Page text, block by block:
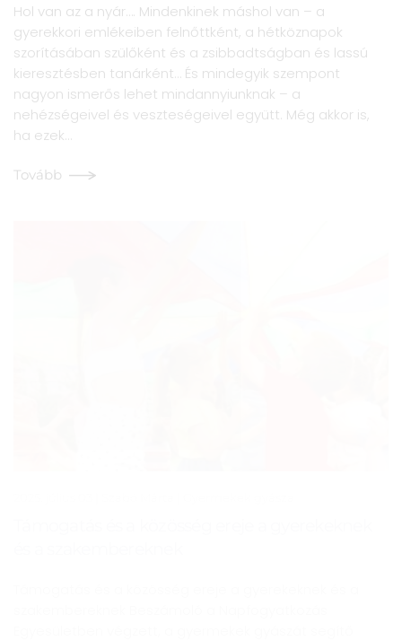
Hol van az a nyár…. Mindenkinek máshol van – a
gyerekkori emlékeiben felnőttként, a hétköznapok
szorításában szülőként és a zsibbadtságban és lassú
kieresztésben tanárként… És mindegyik szempont
nagyon ismerős lehet mindannyiunknak – a
nehézségeivel és veszteségeivel együtt. Még akkor is,
ha ezek…
Tovább